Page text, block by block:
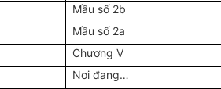
Mầu số 2b
Mầu số 2a
Chương V
Nơi đang…